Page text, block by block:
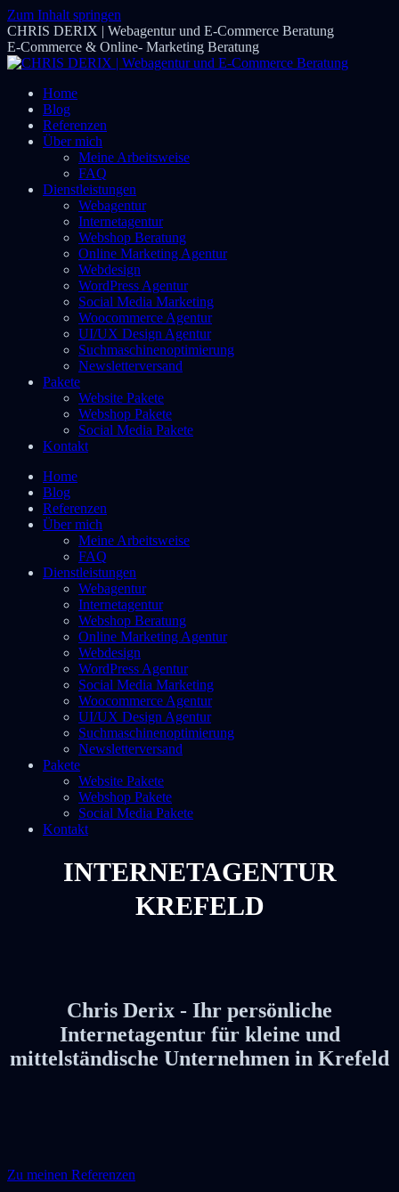
Zum Inhalt springen
CHRIS DERIX | Webagentur und E-Commerce Beratung
E-Commerce & Online- Marketing Beratung
Home
Blog
Referenzen
Über mich
Meine Arbeitsweise
FAQ
Dienstleistungen
Webagentur
Internetagentur
Webshop Beratung
Online Marketing Agentur
Webdesign
WordPress Agentur
Social Media Marketing
Woocommerce Agentur
UI/UX Design Agentur
Suchmaschinenoptimierung
Newsletterversand
Pakete
Website Pakete
Webshop Pakete
Social Media Pakete
Kontakt
Home
Blog
Referenzen
Über mich
Meine Arbeitsweise
FAQ
Dienstleistungen
Webagentur
Internetagentur
Webshop Beratung
Online Marketing Agentur
Webdesign
WordPress Agentur
Social Media Marketing
Woocommerce Agentur
UI/UX Design Agentur
Suchmaschinenoptimierung
Newsletterversand
Pakete
Website Pakete
Webshop Pakete
Social Media Pakete
Kontakt
INTERNETAGENTUR
KREFELD
Chris Derix - Ihr persönliche
Internetagentur für kleine und
mittelständische Unternehmen in Krefeld
Zu meinen Referenzen